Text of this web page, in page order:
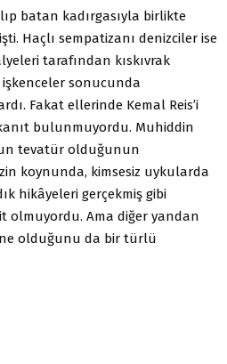
batan kadırgasıyla birlikte
Haçlı sempatizanı denizciler ise
tarafından kıskıvrak
sonucunda
Fakat ellerinde Kemal Reis’i
bulunmuyordu. Muhiddin
tevatür olduğunun
koynunda, kimsesiz uykularda
hikâyeleri gerçekmiş gibi
olmuyordu. Ama diğer yandan
olduğunu da bir türlü